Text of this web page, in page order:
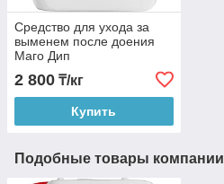
Средство для ухода за
выменем после доения
Маго Дип
2 800 ₸/кг
Купить
Подобные товары компании